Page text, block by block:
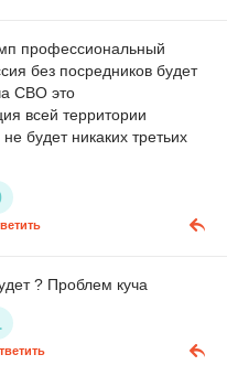
профессиональный
без посредников будет
СВО это
всей территории
будет никаких третьих
? Проблем куча